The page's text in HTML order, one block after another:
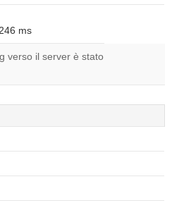
ms
verso il server è stato